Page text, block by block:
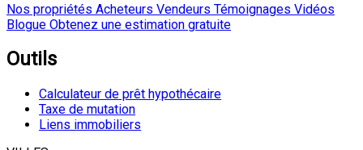
Nos propriétés Acheteurs Vendeurs Témoignages Vidéos
Blogue Obtenez une estimation gratuite
Outils
Calculateur de prêt hypothécaire
Taxe de mutation
Liens immobiliers